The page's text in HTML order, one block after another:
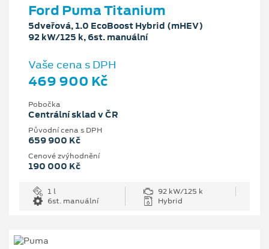
Ford Puma Titanium
5dveřová, 1.0 EcoBoost Hybrid (mHEV)
92 kW/125 k, 6st. manuální
Vaše cena s DPH
469 900 Kč
Pobočka
Centrální sklad v ČR
Původní cena s DPH
659 900 Kč
Cenové zvýhodnění
190 000 Kč
1 l
92 kW/125 k
6st. manuální
Hybrid